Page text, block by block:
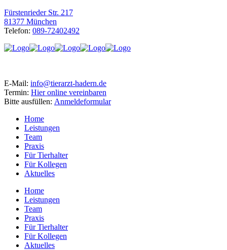
Fürstenrieder Str. 217
81377 München
Telefon: 089-72402492
E-Mail: info@tierarzt-hadern.de
Termin: Hier online vereinbaren
Bitte ausfüllen: Anmeldeformular
Home
Leistungen
Team
Praxis
Für Tierhalter
Für Kollegen
Aktuelles
Home
Leistungen
Team
Praxis
Für Tierhalter
Für Kollegen
Aktuelles